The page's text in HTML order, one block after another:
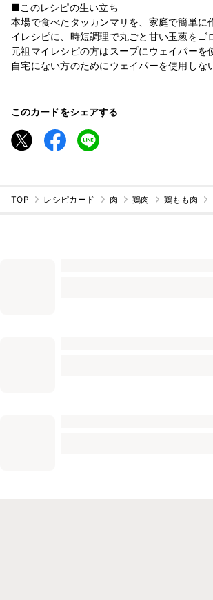
■このレシピの生い立ち
本場で食べたタッカンマリを、家庭で簡単に
イレシピに、時短調理で丸ごと甘い玉葱をゴ
元祖マイレシピの方はスープにウェイパーを
自宅にない方のためにウェイパーを使用しな
このカードをシェアする
TOP レシピカード 肉 鶏肉 鶏もも肉